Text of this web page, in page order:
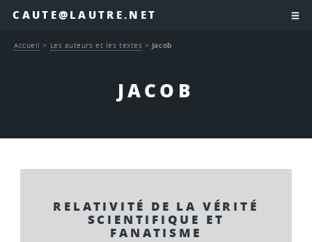
CAUTE@LAUTRE.NET
JACOB
Accueil > Les auteurs et les textes > Jacob
RELATIVITÉ DE LA VÉRITÉ
SCIENTIFIQUE ET
FANATISME